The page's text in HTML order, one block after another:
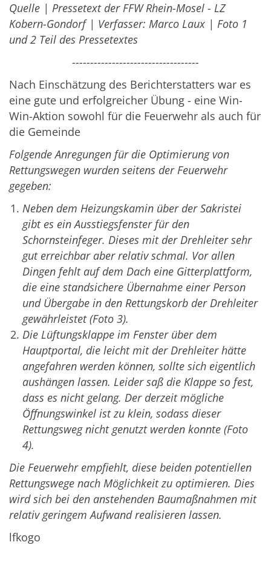
Quelle | Pressetext der FFW Rhein-Mosel - LZ
Kobern-Gondorf | Verfasser: Marco Laux | Foto 1
und 2 Teil des Pressetextes
-----------------------------------
Nach Einschätzung des Berichterstatters war es
eine gute und erfolgreicher Übung - eine Win-
Win-Aktion sowohl für die Feuerwehr als auch für
die Gemeinde
Folgende Anregungen für die Optimierung von
Rettungswegen wurden seitens der Feuerwehr
gegeben:
Neben dem Heizungskamin über der Sakristei
gibt es ein Ausstiegsfenster für den
Schornsteinfeger. Dieses mit der Drehleiter sehr
gut erreichbar aber relativ schmal. Vor allen
Dingen fehlt auf dem Dach eine Gitterplattform,
die eine standsichere Übernahme einer Person
und Übergabe in den Rettungskorb der Drehleiter
gewährleistet (Foto 3).
Die Lüftungsklappe im Fenster über dem
Hauptportal, die leicht mit der Drehleiter hätte
angefahren werden können, sollte sich eigentlich
aushängen lassen. Leider saß die Klappe so fest,
dass es nicht gelang. Der derzeit mögliche
Öffnungswinkel ist zu klein, sodass dieser
Rettungsweg nicht genutzt werden konnte (Foto
4).
Die Feuerwehr empfiehlt, diese beiden potentiellen
Rettungswege nach Möglichkeit zu optimieren. Dies
wird sich bei den anstehenden Baumaßnahmen mit
relativ geringem Aufwand realisieren lassen.
lfkogo